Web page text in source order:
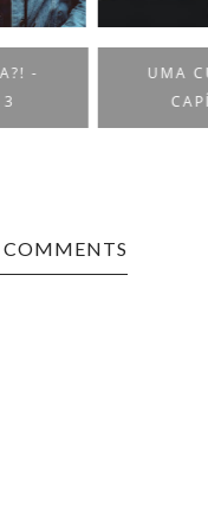
CURTIDA?! -
CAPÍTULO 2
COMMENTS